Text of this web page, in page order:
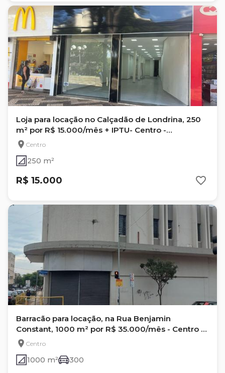
Loja para locação no Calçadão de Londrina, 250
m² por R$ 15.000/mês + IPTU- Centro -
Londrina/PR
Centro
250 m²
R$ 15.000
Barracão para locação, na Rua Benjamin
Constant, 1000 m² por R$ 35.000/mês - Centro -
Londrina/PR
Centro
1000 m² 300